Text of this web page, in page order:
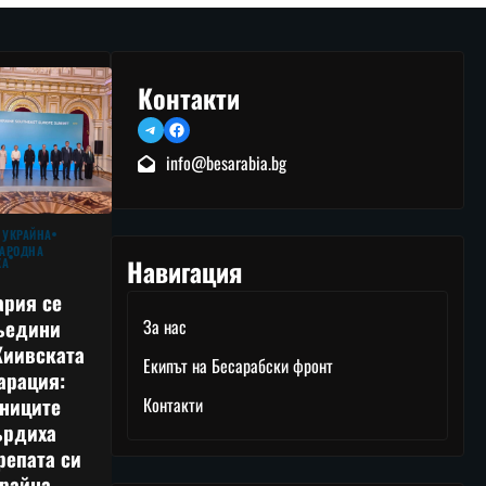
се
си
Контакти
TelegramFacebook
info@besarabia.bg
Навигация
За нас
Екипът на Бесарабски фронт
Контакти